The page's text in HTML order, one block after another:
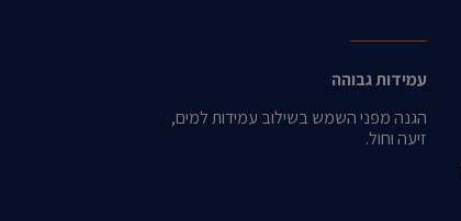
עמידות גבוהה
הגנה מפני השמש בשילוב עמידות למים,
זיעה וחול.